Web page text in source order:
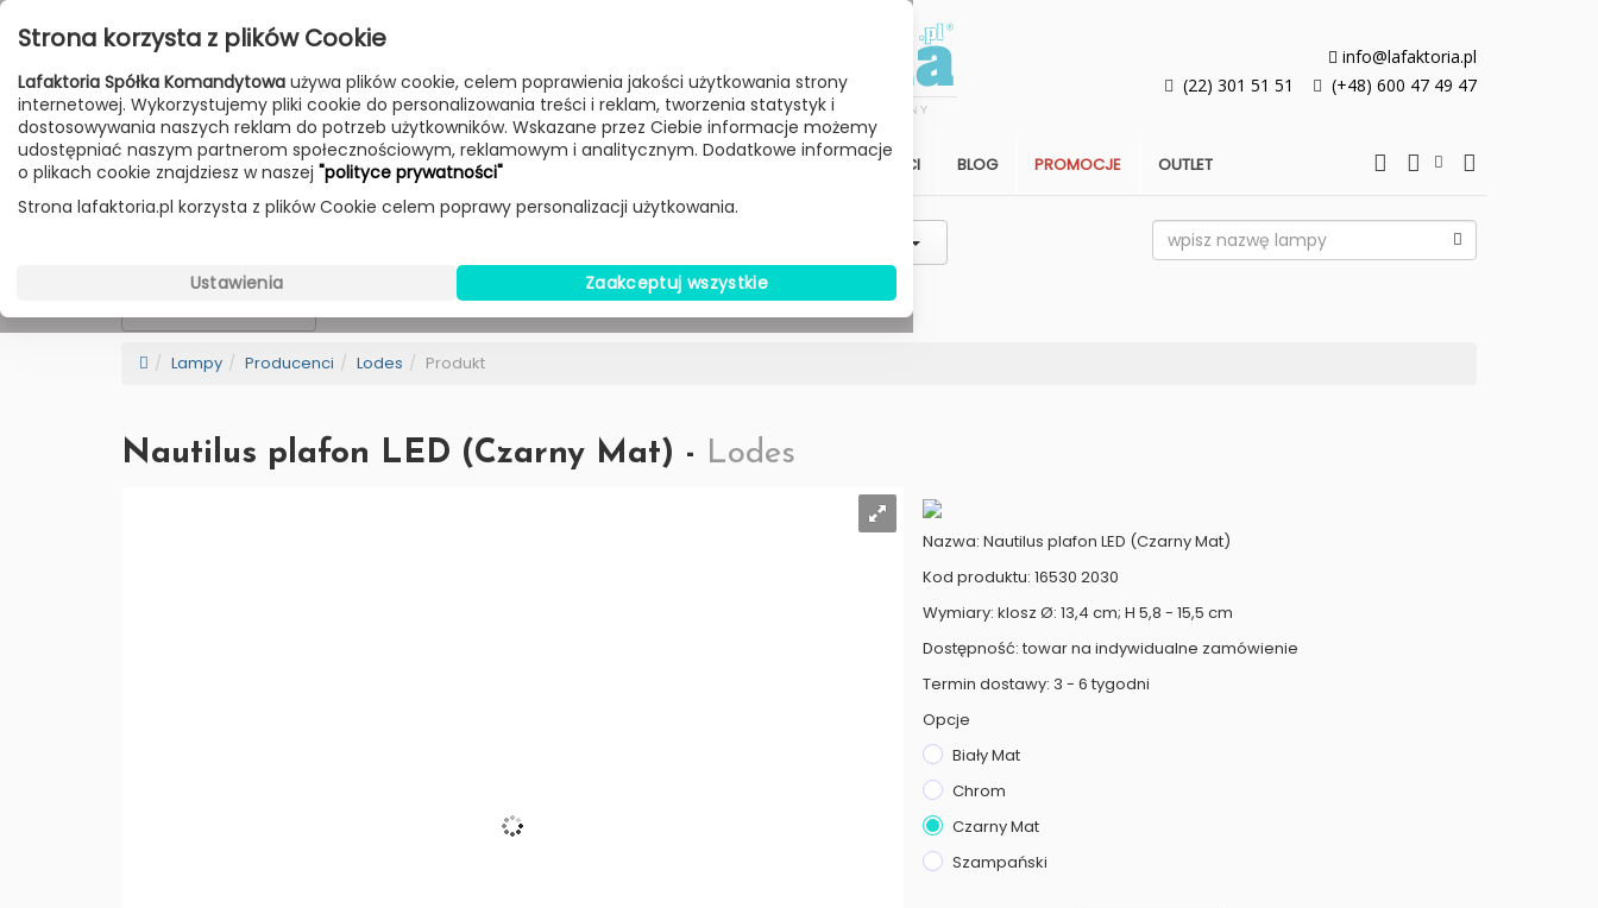
Przejdź do treści
Poniedziałek - Piątek 10:00-18:00
Sobota 10:00-14:00
info@lafaktoria.pl
(22) 301 51 51
(+48) 600 47 49 47
HOME LAMPY MEBLE DODATKI STREFA KLIENTA ARCHITEKCI BLOG PROMOCJE OUTLET
BESTSELLER W MAGAZYNIE
Lampy Producenci Lodes Produkt
Nautilus plafon LED (Czarny Mat) - Lodes
Nazwa: Nautilus plafon LED (Czarny Mat)
Kod produktu: 16530 2030
Wymiary: klosz Ø: 13,4 cm; H 5,8 - 15,5 cm
Dostępność: towar na indywidualne zamówienie
Termin dostawy: 3 - 6 tygodni
Opcje
Biały Mat
Chrom
Czarny Mat
Szampański
Strona korzysta z plików Cookie
Lafaktoria Spółka Komandytowa używa plików cookie, celem poprawienia jakości użytkowania strony
internetowej. Wykorzystujemy pliki cookie do personalizowania treści i reklam, tworzenia statystyk i
dostosowywania naszych reklam do potrzeb użytkowników. Wskazane przez Ciebie informacje możemy
udostępniać naszym partnerom społecznościowym, reklamowym i analitycznym. Dodatkowe informacje
o plikach cookie znajdziesz w naszej "polityce prywatności"
Strona lafaktoria.pl korzysta z plików Cookie celem poprawy personalizacji użytkowania.
Zaakceptuj wszystkie
Ustawienia